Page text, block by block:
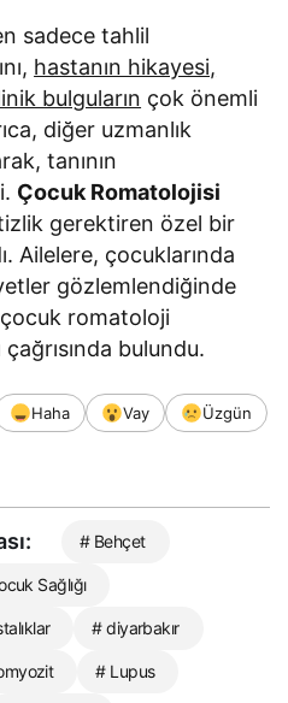
sadece tahlil
hastanın hikayesi,
bulguların çok önemli
diğer uzmanlık
tanının
Çocuk Romatolojisi
gerektiren özel bir
Ailelere, çocuklarında
gözlemlendiğinde
romatoloji
bulundu.
Haha Vay
Üzgün
# Behçet
Sağlığı
# diyarbakır
# Lupus